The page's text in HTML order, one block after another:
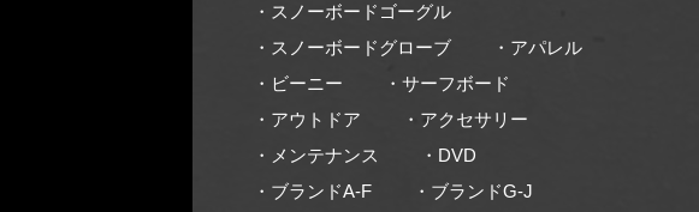
・スノーボードゴーグル
・スノーボードグローブ
・アパレル
・ビーニー
・サーフボード
・アウトドア
・アクセサリー
・メンテナンス
・DVD
・ブランドA-F
・ブランドG-J